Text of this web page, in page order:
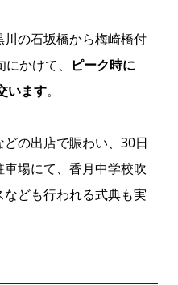
の石坂橋から梅崎橋付
かけて、
ピーク時に
います。
の出店で賑わい、30日
場にて、香月中学校吹
ども行われる式典も実